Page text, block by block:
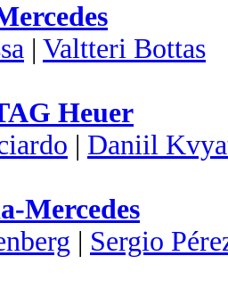
| Valtteri Bottas
Heuer
| Daniil
Mercedes
| Sergio